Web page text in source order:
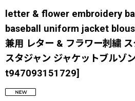
letter & flower embroidery
baseball uniform jacket
兼用 レター & フラワー刺繍
スタジャン ジャケットブルゾ
t947093151729]